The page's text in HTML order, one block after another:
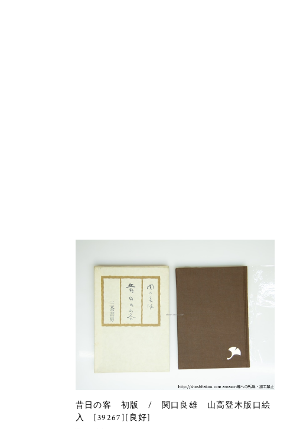
昔日の客 初版 / 関口良雄 山高登木版口絵
入 [39267][良好]